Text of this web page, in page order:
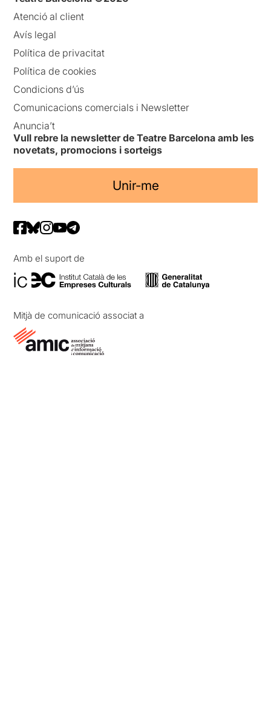
Atenció al client
Avís legal
Política de privacitat
Política de cookies
Condicions d’ús
Comunicacions comercials i Newsletter
Anuncia’t
Vull rebre la newsletter de Teatre Barcelona amb les
novetats, promocions i sorteigs
Unir-me
Amb el suport de
Mitjà de comunicació associat a